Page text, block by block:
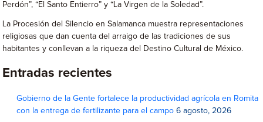
Perdón”, “El Santo Entierro” y “La Virgen de la Soledad”.
La Procesión del Silencio en Salamanca muestra representaciones
religiosas que dan cuenta del arraigo de las tradiciones de sus
habitantes y conllevan a la riqueza del Destino Cultural de México.
Entradas recientes
Gobierno de la Gente fortalece la productividad agrícola en Romita
con la entrega de fertilizante para el campo 6 agosto, 2026